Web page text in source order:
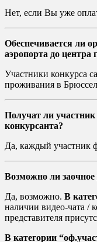
Нет, если Вы уже
Обеспечивается ли
аэропорта до центра
Участники конкурса
проживания в
Получат ли
конкурсанта?
Да, каждый участник
Возможно ли заочное
Да, возможно. В
наличии видео-чата /
представителя
В категории